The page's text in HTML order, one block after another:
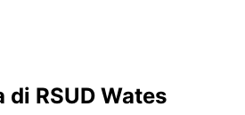
RSUD Wates